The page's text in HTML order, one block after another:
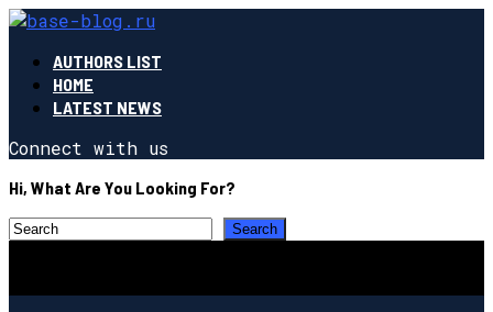
AUTHORS LIST
HOME
LATEST NEWS
Connect with us
Hi, What Are You Looking For?